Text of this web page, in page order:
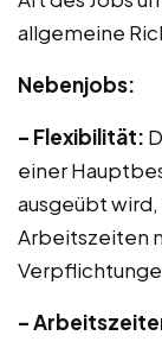
allgemeine
Nebenjobs:
– Flexibilität:
einer
ausgeübt
Arbeitszeiten
–